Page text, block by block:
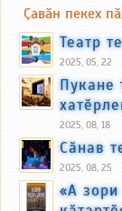
Ҫавӑн пекех
Театр
2025, 05, 22
Пукане
2025, 08, 18
Сӑнав
2025, 08, 25
«А